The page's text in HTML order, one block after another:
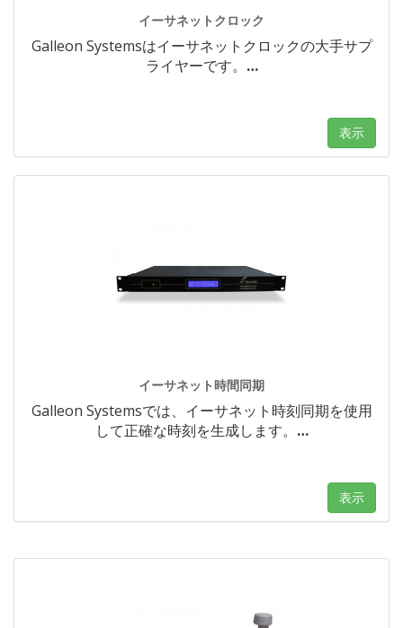
イーサネットクロック
Galleon Systemsはイーサネットクロックの大手サプ
ライヤーです。 …
表示
イーサネット時間同期
Galleon Systemsでは、イーサネット時刻同期を使用
して正確な時刻を生成します。 …
表示